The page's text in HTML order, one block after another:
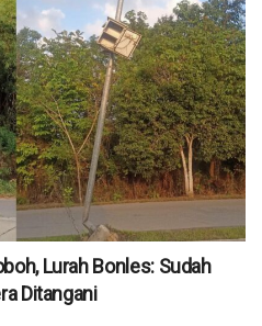
Lurah Bonles: Sudah
Ditangani